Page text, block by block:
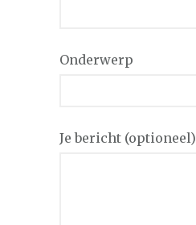
Onderwerp
Je bericht (optioneel)